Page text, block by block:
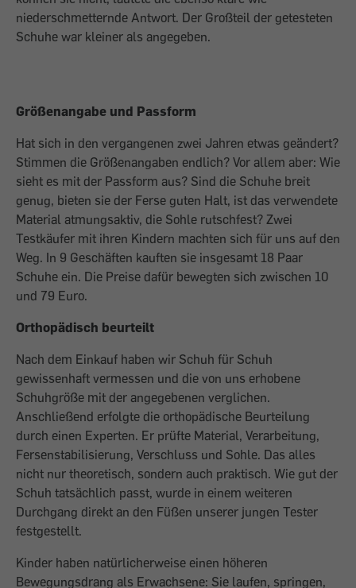
niederschmetternde Antwort. Der Großteil der getesteten
Schuhe war kleiner als angegeben.
Größenangabe und Passform
Hat sich in den vergangenen zwei Jahren etwas geändert?
Stimmen die Größenangaben endlich? Vor allem aber: Wie
sieht es mit der Passform aus? Sind die Schuhe breit
genug, bieten sie der Ferse guten Halt, ist das verwendete
Material atmungsaktiv, die Sohle rutschfest? Zwei
Testkäufer mit ihren Kindern machten sich für uns auf den
Weg. In 9 Geschäften kauften sie insgesamt 18 Paar
Schuhe ein. Die Preise dafür bewegten sich zwischen 10
und 79 Euro.
Orthopädisch beurteilt
Nach dem Einkauf haben wir Schuh für Schuh
gewissenhaft vermessen und die von uns erhobene
Schuhgröße mit der angegebenen verglichen.
Anschließend erfolgte die orthopädische Beurteilung
durch einen Experten. Er prüfte Material, Verarbeitung,
Fersenstabilisierung, Verschluss und Sohle. Das alles
nicht nur theoretisch, sondern auch praktisch. Wie gut der
Schuh tatsächlich passt, wurde in einem weiteren
Durchgang direkt an den Füßen unserer jungen Tester
festgestellt.
Kinder haben natürlicherweise einen höheren
Bewegungsdrang als Erwachsene: Sie laufen, springen,